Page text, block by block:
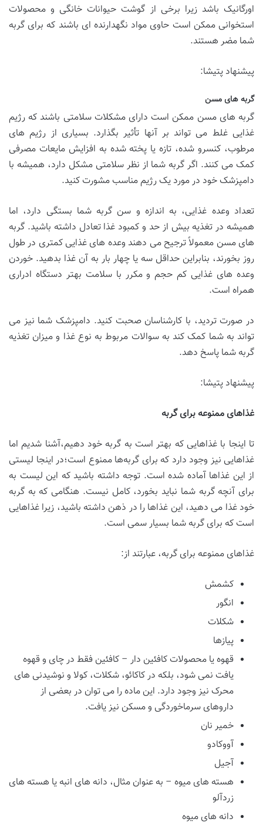
اورگانیک باشد زیرا برخی از گوشت حیوانات خانگی و محصولات
استخوانی ممکن است حاوی مواد نگهدارنده ای باشند که برای گربه
شما مضر هستند.
پیشنهاد پتیشا:
گربه های مسن
گربه های مسن ممکن است دارای مشکلات سلامتی باشند که رژیم
غذایی غلط می تواند بر آنها تأثیر بگذارد. بسیاری از رژیم های
مرطوب، کنسرو شده، تازه یا پخته شده به افزایش مایعات مصرفی
کمک می کنند. اگر گربه شما از نظر سلامتی مشکل دارد، همیشه با
دامپزشک خود در مورد یک رژیم مناسب مشورت کنید.
تعداد وعده غذایی، به اندازه و سن گربه شما بستگی دارد، اما
همیشه در تغذیه بیش از حد و کمبود غذا تعادل داشته باشید. گربه
های مسن معمولاً ترجیح می دهند وعده های غذایی کمتری در طول
روز بخورند، بنابراین حداقل سه یا چهار بار به آن غذا بدهید. خوردن
وعده های غذایی کم حجم و مکرر با سلامت بهتر دستگاه ادراری
همراه است.
در صورت تردید، با کارشناسان صحبت کنید. دامپزشک شما نیز می
تواند به شما کمک کند به سوالات مربوط به نوع غذا و میزان تغذیه
گربه شما پاسخ دهد.
پیشنهاد پتیشا:
غذاهای ممنوعه برای گربه
تا اینجا با غذاهایی که بهتر است به گربه خود دهیم،آشنا شدیم اما
غذاهایی نیز وجود دارد که برای گربه‌ها ممنوع است؛در اینجا لیستی
از این غذاها آماده شده است. توجه داشته باشید که این لیست به
برای آنچه گربه شما نباید بخورد، کامل نیست. هنگامی که به گربه
خود غذا می دهید، این غذاها را در ذهن داشته باشید، زیرا غذاهایی
است که برای گربه شما بسیار سمی است.
غذاهای ممنوعه برای گربه، عبارتند از:
کشمش
انگور
شکلات
پیازها
قهوه یا محصولات کافئین دار – کافئین فقط در چای و قهوه
یافت نمی شود، بلکه در کاکائو، شکلات، کولا و نوشیدنی های
محرک نیز وجود دارد. این ماده را می توان در بعضی از
داروهای سرماخوردگی و مسکن نیز یافت.
خمیر نان
آووکادو
آجیل
هسته های میوه – به عنوان مثال، دانه های انبه یا هسته های
زردآلو
دانه های میوه